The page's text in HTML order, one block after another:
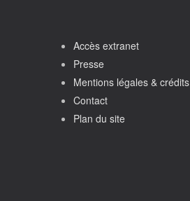
Accès extranet
Presse
Mentions légales & crédits
Contact
Plan du site